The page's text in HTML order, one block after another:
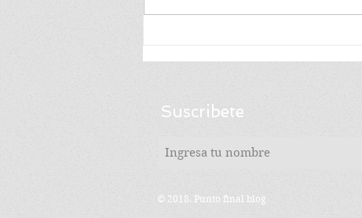
Suscribete
© 2018. Punto final blog